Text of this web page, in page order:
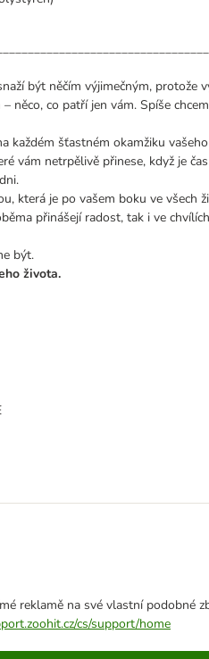
být něčím výjimečným, protože
něco, co patří jen vám. Spíše
každém šťastném okamžiku
vám netrpělivě přinese, když je
která je po vašem boku ve všech
přinášejí radost, tak i ve
být.
života.
reklamě na své vlastní podobné
cs/support/home